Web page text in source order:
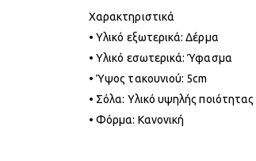
Χαρακτηριστικά
• Υλικό εξωτερικά: Δέρμα
• Υλικό εσωτερικά: Ύφασμα
• Ύψος τακουνιού: 5cm
• Σόλα: Υλικό υψηλής ποιότητας
• Φόρμα: Κανονική